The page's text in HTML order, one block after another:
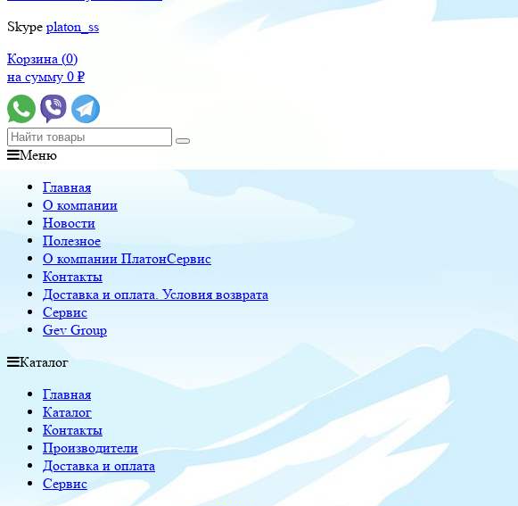
Skype platon_ss
Корзина (0)
на сумму 0 ₽
Меню
Главная
О компании
Новости
Полезное
О компании ПлатонСервис
Контакты
Доставка и оплата. Условия возврата
Сервис
Gev Group
Каталог
Главная
Каталог
Контакты
Производители
Доставка и оплата
Сервис